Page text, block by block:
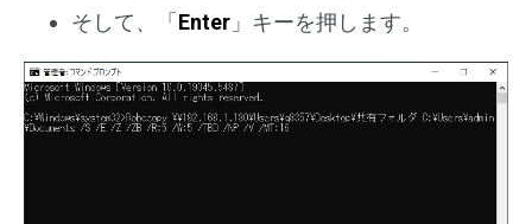
そして、「Enter 」キーを押します。